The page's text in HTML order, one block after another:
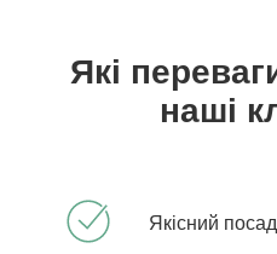
Які
наші
Якісний